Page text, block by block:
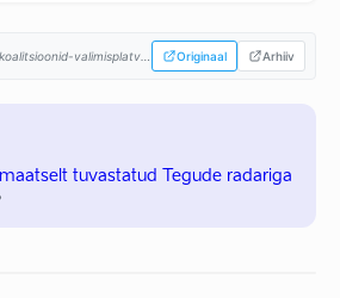
Originaal Arhiiv
tuvastatud Tegude radariga